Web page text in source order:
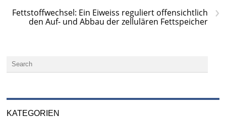
›
Fettstoffwechsel: Ein Eiweiss reguliert offensichtlich
den Auf- und Abbau der zellulären Fettspeicher
KATEGORIEN